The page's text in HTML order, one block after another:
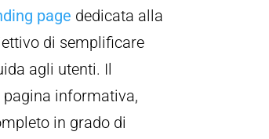
page dedicata alla
di semplificare
agli utenti. Il
informativa,
in grado di